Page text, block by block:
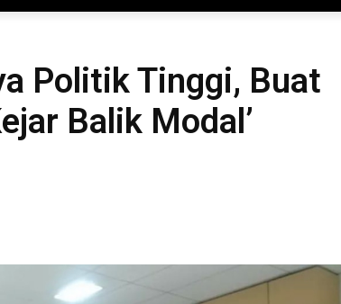
Politik Tinggi, Buat
Balik Modal’